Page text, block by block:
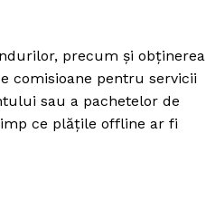
precum și obținerea
comisioane pentru servicii
sau a pachetelor de
ce plățile offline ar fi